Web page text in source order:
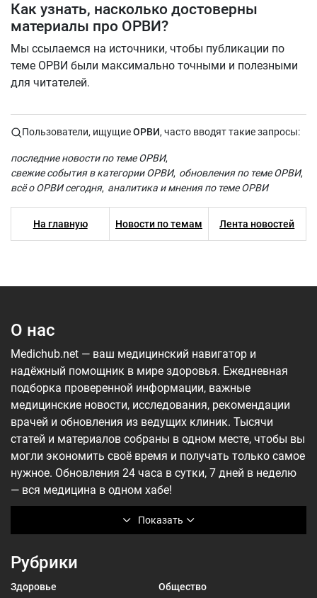
Как узнать, насколько достоверны
материалы про ОРВИ?
Мы ссылаемся на источники, чтобы публикации по
теме ОРВИ были максимально точными и полезными
для читателей.
Пользователи, ищущиеОРВИ, часто вводят такие запросы:
последние новости по теме ОРВИ
свежие события в категории ОРВИ обновления по теме ОРВИ
всё о ОРВИ сегодня аналитика и мнения по теме ОРВИ
На главную Новости по темам Лента новостей
О нас
Показать
Medichub.net — ваш медицинский навигатор и
надёжный помощник в мире здоровья. Ежедневная
подборка проверенной информации, важные
медицинские новости, исследования, рекомендации
врачей и обновления из ведущих клиник. Тысячи
статей и материалов собраны в одном месте, чтобы вы
могли экономить своё время и получать только самое
нужное. Обновления 24 часа в сутки, 7 дней в неделю
— вся медицина в одном хабе!
Рубрики
Здоровье Общество